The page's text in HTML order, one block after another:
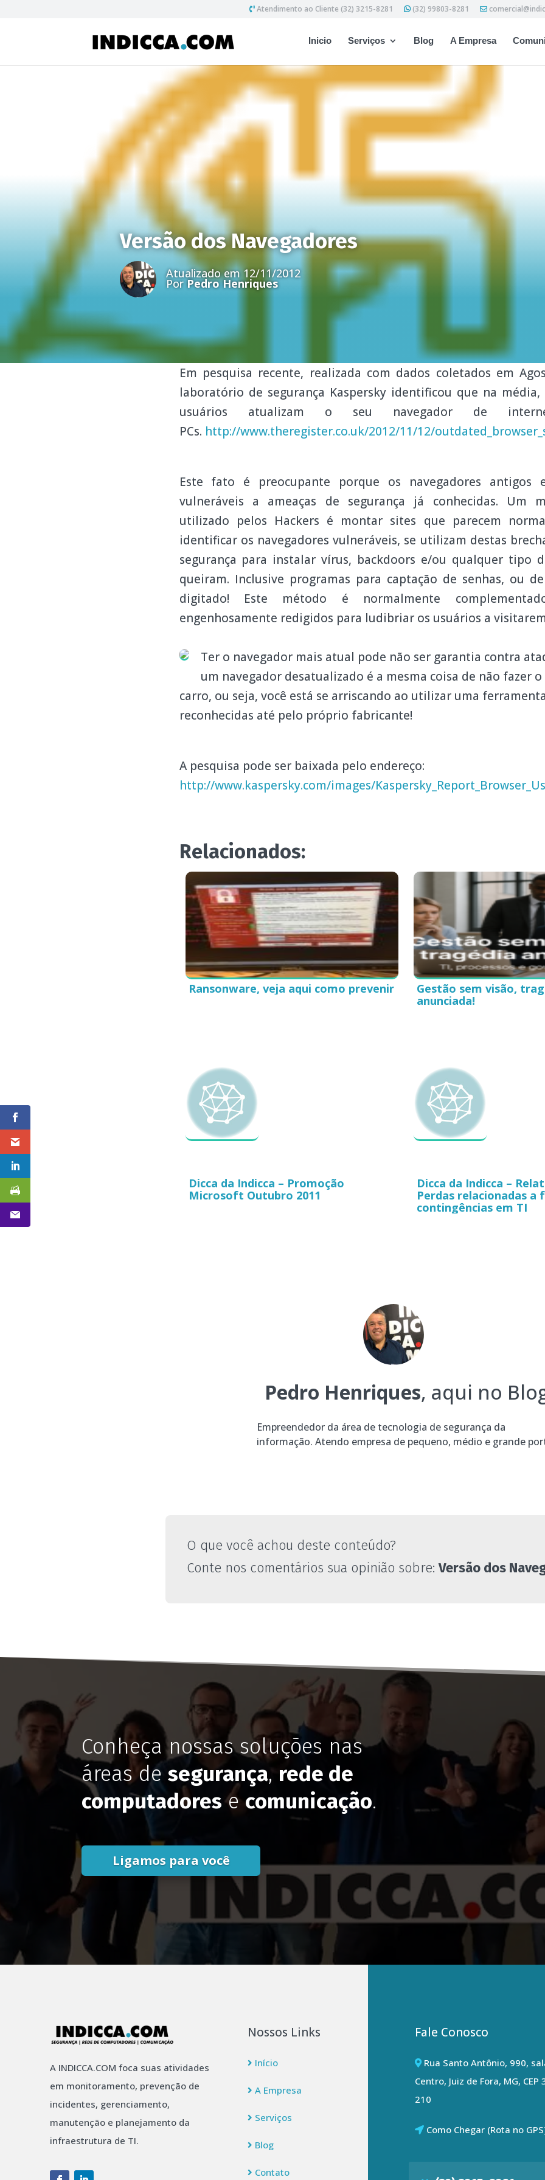
Atendimento ao Cliente (32) 3215-8281 (32) 99803-8281
Inicio Serviços Blog A Empresa
Versão dos Navegadores
Atualizado em 12/11/2012
Por Pedro Henriques
Em pesquisa recente, realizada com dados coletados em
laboratório de segurança Kaspersky identificou que na média,
usuários atualizam o seu navegador de
PCs. http://www.theregister.co.uk/2012/11/12/
Este fato é preocupante porque os navegadores antigos
vulneráveis a ameaças de segurança já conhecidas. Um
utilizado pelos Hackers é montar sites que parecem
identificar os navegadores vulneráveis, se utilizam destas
segurança para instalar vírus, backdoors e/ou qualquer tipo
queiram. Inclusive programas para captação de senhas, ou
digitado! Este método é normalmente
engenhosamente redigidos para ludibriar os usuários a
Ter o navegador mais atual pode não ser garantia contra
um navegador desatualizado é a mesma coisa de não fazer
carro, ou seja, você está se arriscando ao utilizar uma
reconhecidas até pelo próprio fabricante!
A pesquisa pode ser baixada pelo endereço:
http://www.kaspersky.com/images/
Relacionados:
Ransonware, veja aqui como prevenir
Gestão sem visão,
anunciada!
Dicca da Indicca – Promoção
Microsoft Outubro 2011
Dicca da Indicca –
Perdas relacionadas a
contingências em TI
Pedro Henriques, aqui no
Empreendedor da área de tecnologia de segurança da
informação. Atendo empresa de pequeno, médio e grande
O que você achou deste conteúdo?
Conte nos comentários sua opinião sobre:Versão dos
Conheça nossas soluções nas
áreas desegurança, rede de
computadoresecomunicação.
Ligamos para você
A INDICCA.COM foca suas atividades
em monitoramento, prevenção de
incidentes, gerenciamento,
manutenção e planejamento da
infraestrutura de TI.
Nossos Links
Início
A Empresa
Serviços
Blog
Contato
Fale Conosco
Rua Santo Antônio, 990,
Centro, Juiz de Fora, MG, CEP
210
Como Chegar (Rota no